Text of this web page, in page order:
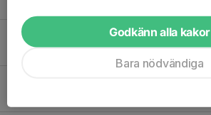
O-ringen Göteborg
19 jul, 15:23 0
Godkänn alla kakor
Bara nödvändiga